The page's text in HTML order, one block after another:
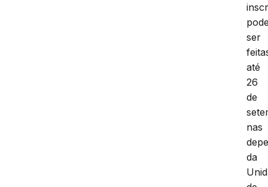
ser
até
26
de
nas
da